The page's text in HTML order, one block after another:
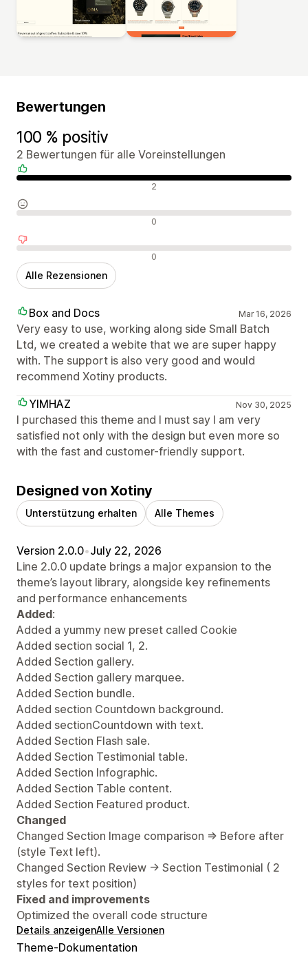
Bewertungen
100 % positiv
2 Bewertungen für alle Voreinstellungen
Positive Bewertungen 2
Neutrale Bewertungen 0
Negative Bewertungen 0
Alle Rezensionen
Box and Docs Mar 16, 2026
Very easy to use, working along side Small Batch
Ltd, we created a webite that we are super happy
with. The support is also very good and would
recommend Xotiny products.
YIMHAZ
Nov 30, 2025
I purchased this theme and I must say I am very
satisfied not only with the design but even more so
with the fast and customer-friendly support.
Designed von Xotiny
Unterstützung erhalten Alle Themes
Version 2.0.0•July 22, 2026
Line 2.0.0 update brings a major expansion to the
theme’s layout library, alongside key refinements
and performance enhancements
Added:
Added a yummy new preset called Cookie
Added section social 1, 2.
Added Section gallery.
Added Section gallery marquee.
Added Section bundle.
Added section Countdown background.
Added sectionCountdown with text.
Added Section Flash sale.
Added Section Testimonial table.
Added Section Infographic.
Added Section Table content.
Added Section Featured product.
Changed
Changed Section Image comparison => Before after
(style Text left).
Changed Section Review -> Section Testimonial ( 2
styles for text position)
Fixed and improvements
Optimized the overall code structure
Details anzeigenAlle Versionen
Theme-Dokumentation